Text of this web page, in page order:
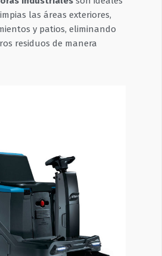
las áreas exteriores,
y patios, eliminando
residuos de manera